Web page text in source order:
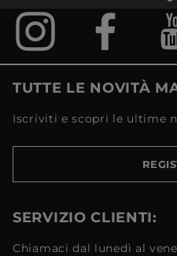
TUTTE LE NOVITÀ
Iscriviti e scopri le ultime
SERVIZIO CLIENTI:
Chiamaci dal lunedì al